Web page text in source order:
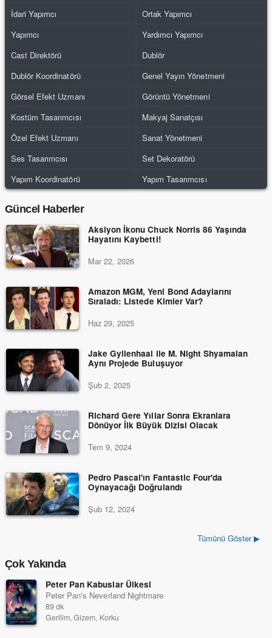
İdari Yapımcı
Ortak Yapımcı
Yapımcı
Yardımcı Yapımcı
Cast Direktörü
Dublör
Dublör Koordinatörü
Genel Yayın Yönetmeni
Görsel Efekt Uzmanı
Görüntü Yönetmeni
Kostüm Tasarımcısı
Makyaj Sanatçısı
Özel Efekt Uzmanı
Sanat Yönetmeni
Ses Tasarımcısı
Set Dekoratörü
Yapım Koordinatörü
Yapım Tasarımcısı
Güncel Haberler
Aksiyon İkonu Chuck Norris 86 Yaşında
Hayatını Kaybetti!
Mar 22, 2026
Amazon MGM, Yeni Bond Adaylarını
Sıraladı: Listede Kimler Var?
Haz 29, 2025
Jake Gyllenhaal ile M. Night Shyamalan
Aynı Projede Buluşuyor
Şub 2, 2025
Richard Gere Yıllar Sonra Ekranlara
Dönüyor İlk Büyük Dizisi Olacak
Tem 9, 2024
Pedro Pascal'ın Fantastic Four'da
Oynayacağı Doğrulandı
Şub 12, 2024
Tümünü Göster ▶
Çok Yakında
Peter Pan Kabuslar Ülkesi
Peter Pan's Neverland Nightmare
89 dk
Gerilim, Gizem, Korku